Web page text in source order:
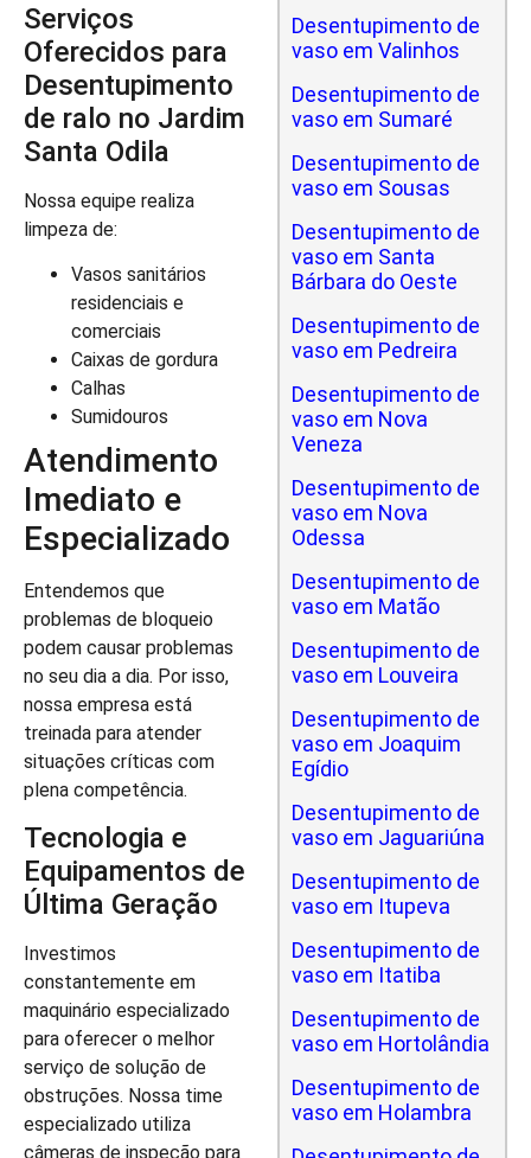
Serviços
Oferecidos para
Desentupimento
de ralo no Jardim
Santa Odila
Nossa equipe realiza
limpeza de:
Vasos sanitários
residenciais e
comerciais
Caixas de gordura
Calhas
Sumidouros
Atendimento
Imediato e
Especializado
Entendemos que
problemas de bloqueio
podem causar problemas
no seu dia a dia. Por isso,
nossa empresa está
treinada para atender
situações críticas com
plena competência.
Tecnologia e
Equipamentos de
Última Geração
Investimos
constantemente em
maquinário especializado
para oferecer o melhor
serviço de solução de
obstruções. Nossa time
especializado utiliza
câmeras de inspeção para
Desentupimento de
vaso em Valinhos
Desentupimento de
vaso em Sumaré
Desentupimento de
vaso em Sousas
Desentupimento de
vaso em Santa
Bárbara do Oeste
Desentupimento de
vaso em Pedreira
Desentupimento de
vaso em Nova
Veneza
Desentupimento de
vaso em Nova
Odessa
Desentupimento de
vaso em Matão
Desentupimento de
vaso em Louveira
Desentupimento de
vaso em Joaquim
Egídio
Desentupimento de
vaso em Jaguariúna
Desentupimento de
vaso em Itupeva
Desentupimento de
vaso em Itatiba
Desentupimento de
vaso em Hortolândia
Desentupimento de
vaso em Holambra